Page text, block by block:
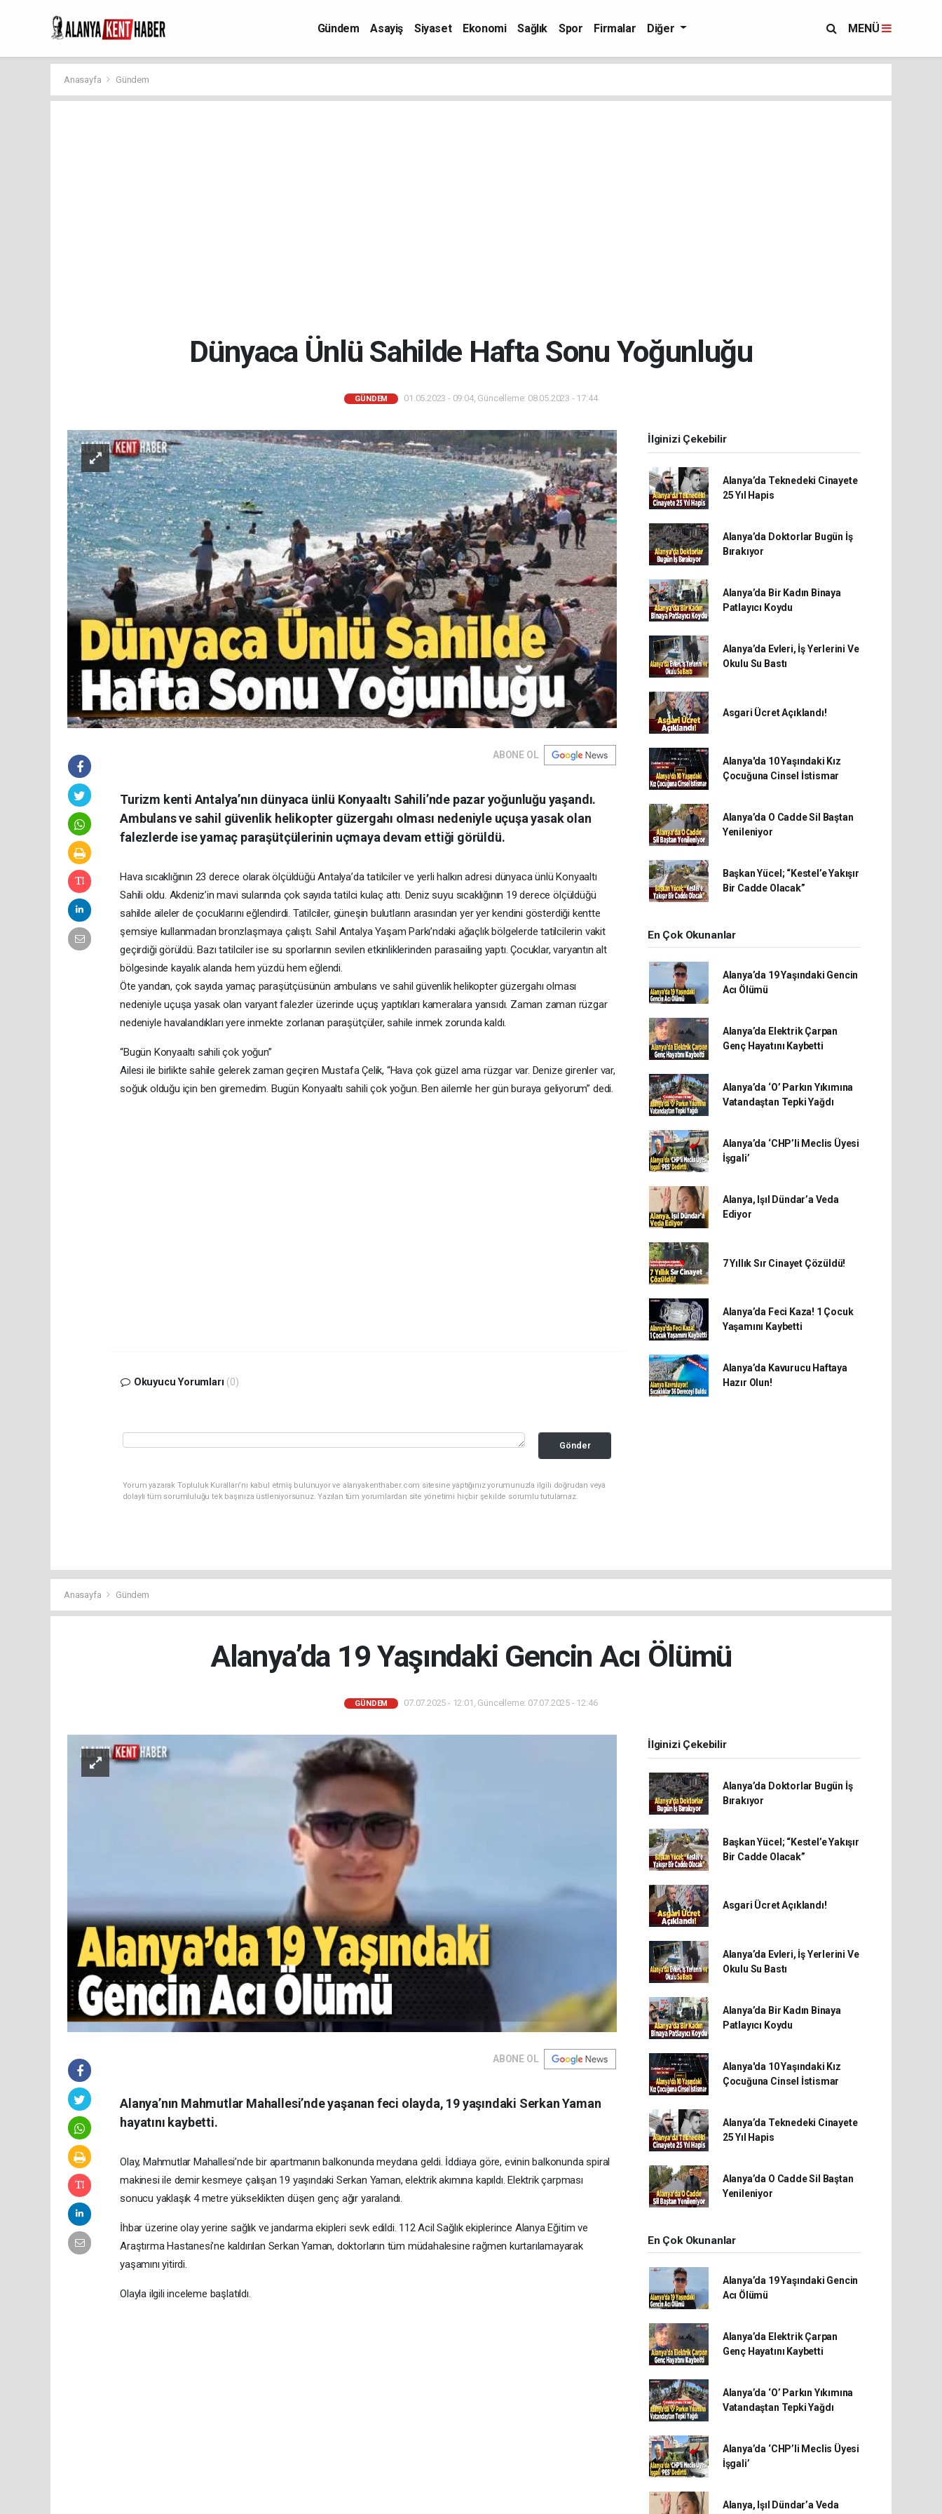
Gündem Asayiş Siyaset Ekonomi Sağlık Spor Firmalar Diğer MENÜ
Anasayfa Gündem
Dünyaca Ünlü Sahilde Hafta Sonu Yoğunluğu
GÜNDEM 01.05.2023 - 09:04, Güncelleme: 08.05.2023 - 17:44
ABONE OL
Turizm kenti Antalya’nın dünyaca ünlü Konyaaltı Sahili’nde pazar yoğunluğu yaşandı.
Ambulans ve sahil güvenlik helikopter güzergahı olması nedeniyle uçuşa yasak olan
falezlerde ise yamaç paraşütçülerinin uçmaya devam ettiği görüldü.
Hava sıcaklığının 23 derece olarak ölçüldüğü Antalya’da tatilciler ve yerli halkın adresi dünyaca ünlü Konyaaltı
Sahili oldu. Akdeniz’in mavi sularında çok sayıda tatilci kulaç attı. Deniz suyu sıcaklığının 19 derece ölçüldüğü
sahilde aileler de çocuklarını eğlendirdi. Tatilciler, güneşin bulutların arasından yer yer kendini gösterdiği kentte
şemsiye kullanmadan bronzlaşmaya çalıştı. Sahil Antalya Yaşam Parkı’ndaki ağaçlık bölgelerde tatilcilerin vakit
geçirdiği görüldü. Bazı tatilciler ise su sporlarının sevilen etkinliklerinden parasailing yaptı. Çocuklar, varyantın alt
bölgesinde kayalık alanda hem yüzdü hem eğlendi.
Öte yandan, çok sayıda yamaç paraşütçüsünün ambulans ve sahil güvenlik helikopter güzergahı olması
nedeniyle uçuşa yasak olan varyant falezler üzerinde uçuş yaptıkları kameralara yansıdı. Zaman zaman rüzgar
nedeniyle havalandıkları yere inmekte zorlanan paraşütçüler, sahile inmek zorunda kaldı.
“Bugün Konyaaltı sahili çok yoğun”
Ailesi ile birlikte sahile gelerek zaman geçiren Mustafa Çelik, “Hava çok güzel ama rüzgar var. Denize girenler var,
soğuk olduğu için ben giremedim. Bugün Konyaaltı sahili çok yoğun. Ben ailemle her gün buraya geliyorum” dedi.
Okuyucu Yorumları (0)
Gönder
Yorum yazarak Topluluk Kuralları’nı kabul etmiş bulunuyor ve alanyakenthaber.com sitesine yaptığınız yorumunuzla ilgili doğrudan veya
dolaylı tüm sorumluluğu tek başınıza üstleniyorsunuz. Yazılan tüm yorumlardan site yönetimi hiçbir şekilde sorumlu tutulamaz.
İlginizi Çekebilir
Alanya’da Teknedeki Cinayete
25 Yıl Hapis
Alanya’da Doktorlar Bugün İş
Bırakıyor
Alanya’da Bir Kadın Binaya
Patlayıcı Koydu
Alanya’da Evleri, İş Yerlerini Ve
Okulu Su Bastı
Asgari Ücret Açıklandı!
Alanya'da 10 Yaşındaki Kız
Çocuğuna Cinsel İstismar
Alanya’da O Cadde Sil Baştan
Yenileniyor
Başkan Yücel; “Kestel’e Yakışır
Bir Cadde Olacak”
En Çok Okunanlar
Alanya’da 19 Yaşındaki Gencin
Acı Ölümü
Alanya’da Elektrik Çarpan
Genç Hayatını Kaybetti
Alanya’da ‘O’ Parkın Yıkımına
Vatandaştan Tepki Yağdı
Alanya’da ‘CHP’li Meclis Üyesi
İşgali’
Alanya, Işıl Dündar’a Veda
Ediyor
7 Yıllık Sır Cinayet Çözüldü!
Alanya’da Feci Kaza! 1 Çocuk
Yaşamını Kaybetti
Alanya’da Kavurucu Haftaya
Hazır Olun!
Anasayfa Gündem
Alanya’da 19 Yaşındaki Gencin Acı Ölümü
GÜNDEM 07.07.2025 - 12:01, Güncelleme: 07.07.2025 - 12:46
ABONE OL
Alanya’nın Mahmutlar Mahallesi’nde yaşanan feci olayda, 19 yaşındaki Serkan Yaman
hayatını kaybetti.
Olay, Mahmutlar Mahallesi’nde bir apartmanın balkonunda meydana geldi. İddiaya göre, evinin balkonunda spiral
makinesi ile demir kesmeye çalışan 19 yaşındaki Serkan Yaman, elektrik akımına kapıldı. Elektrik çarpması
sonucu yaklaşık 4 metre yükseklikten düşen genç ağır yaralandı.
İhbar üzerine olay yerine sağlık ve jandarma ekipleri sevk edildi. 112 Acil Sağlık ekiplerince Alanya Eğitim ve
Araştırma Hastanesi’ne kaldırılan Serkan Yaman, doktorların tüm müdahalesine rağmen kurtarılamayarak
yaşamını yitirdi.
Olayla ilgili inceleme başlatıldı.
İlginizi Çekebilir
Alanya’da Doktorlar Bugün İş
Bırakıyor
Başkan Yücel; “Kestel’e Yakışır
Bir Cadde Olacak”
Asgari Ücret Açıklandı!
Alanya’da Evleri, İş Yerlerini Ve
Okulu Su Bastı
Alanya’da Bir Kadın Binaya
Patlayıcı Koydu
Alanya'da 10 Yaşındaki Kız
Çocuğuna Cinsel İstismar
Alanya’da Teknedeki Cinayete
25 Yıl Hapis
Alanya’da O Cadde Sil Baştan
Yenileniyor
En Çok Okunanlar
Alanya’da 19 Yaşındaki Gencin
Acı Ölümü
Alanya’da Elektrik Çarpan
Genç Hayatını Kaybetti
Alanya’da ‘O’ Parkın Yıkımına
Vatandaştan Tepki Yağdı
Alanya’da ‘CHP’li Meclis Üyesi
İşgali’
Alanya, Işıl Dündar’a Veda